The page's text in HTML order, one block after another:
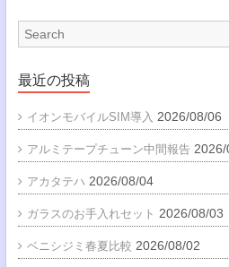
最近の投稿
イオンモバイルSIM導入 2026/08/06
アルミテープチューン中間報告
アカタテハ 2026/08/04
ガラスのお手入れセット 2026/08/03
ベニシジミ春夏比較 2026/08/02